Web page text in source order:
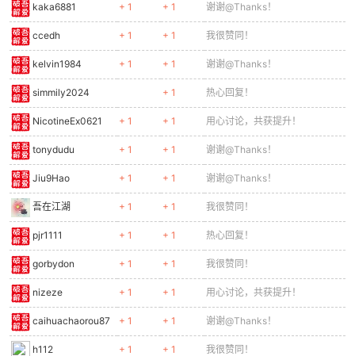
cn
kaka6881 + 1 + 1 谢谢@Thanks！
ccedh + 1 + 1 我很赞同！
kelvin1984 + 1 + 1 谢谢@Thanks！
simmily2024 + 1 热心回复！
NicotineEx0621 + 1 + 1 用心讨论，共获提升！
tonydudu + 1 + 1 谢谢@Thanks！
Jiu9Hao + 1 + 1 谢谢@Thanks！
吾在江湖 + 1 + 1 我很赞同！
pjr1111 + 1 + 1 热心回复！
gorbydon + 1 + 1 我很赞同！
nizeze + 1 + 1 用心讨论，共获提升！
caihuachaorou87 + 1 + 1 谢谢@Thanks！
h112 + 1 + 1 我很赞同！